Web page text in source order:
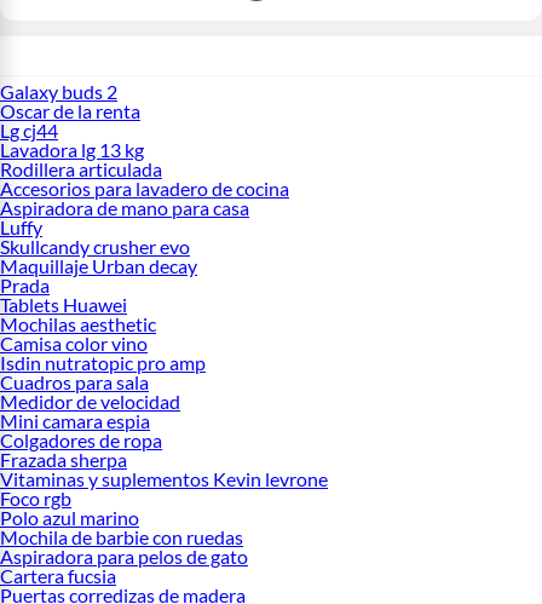
Galaxy buds 2
Oscar de la renta
Lg cj44
Lavadora lg 13 kg
Rodillera articulada
Accesorios para lavadero de cocina
Aspiradora de mano para casa
Luffy
Skullcandy crusher evo
Maquillaje Urban decay
Prada
Tablets Huawei
Mochilas aesthetic
Camisa color vino
Isdin nutratopic pro amp
Cuadros para sala
Medidor de velocidad
Mini camara espia
Colgadores de ropa
Frazada sherpa
Vitaminas y suplementos Kevin levrone
Foco rgb
Polo azul marino
Mochila de barbie con ruedas
Aspiradora para pelos de gato
Cartera fucsia
Puertas corredizas de madera